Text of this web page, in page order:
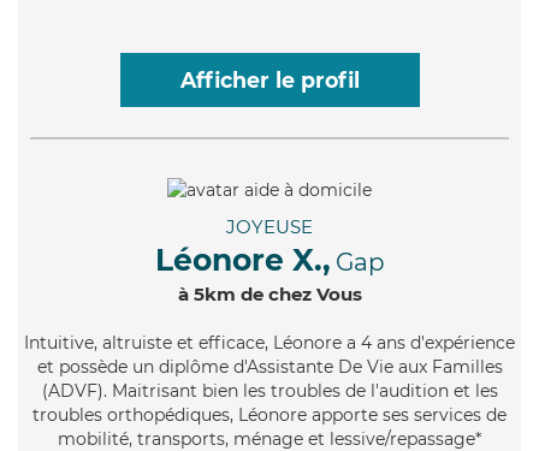
Afficher le profil
JOYEUSE
Léonore X., Gap
à 5km de chez Vous
Intuitive, altruiste et efficace, Léonore a 4 ans d'expérience
et possède un diplôme d'Assistante De Vie aux Familles
(ADVF). Maitrisant bien les troubles de l'audition et les
troubles orthopédiques, Léonore apporte ses services de
mobilité, transports, ménage et lessive/repassage*